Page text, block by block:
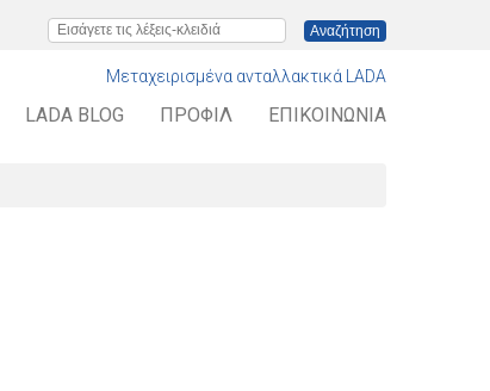
Εισάγετε τις λέξεις-κλειδιά
Μεταχειρισμένα ανταλλακτικά LADA
LADA BLOG ΠΡΟΦΊΛ ΕΠΙΚΟΙΝΩΝΊΑ